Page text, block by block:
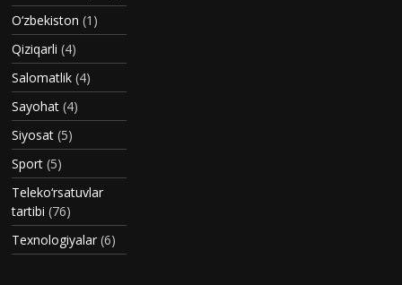
O‘zbekiston (1)
Qiziqarli (4)
Salomatlik (4)
Sayohat (4)
Siyosat (5)
Sport (5)
Teleko‘rsatuvlar
tartibi (76)
Texnologiyalar (6)